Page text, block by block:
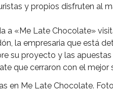
y propios disfruten al
a «Me Late Chocolate»
la empresaria que está
su proyecto y las
que cerraron con el mejor